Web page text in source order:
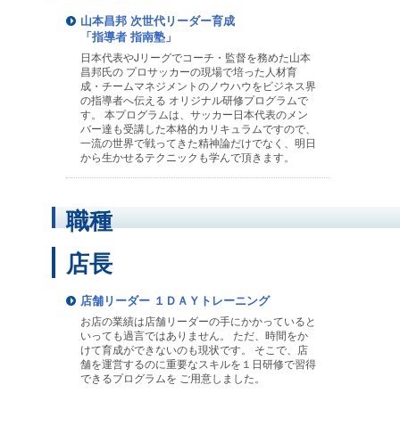
山本昌邦 次世代リーダー育成
「指導者 指南塾」
日本代表やJリーグでコーチ・監督を務めた山本
昌邦氏の プロサッカーの現場で培った人材育
成・チームマネジメントのノウハウをビジネス界
の指導者へ伝える オリジナル研修プログラムで
す。 本プログラムは、サッカー日本代表のメン
バー達も受講した本格的カリキュラムですので、
一流の世界で戦ってきた精神論だけでなく、明日
から生かせるテクニックも学んで頂きます。
職種
店長
店舗リーダー １ＤＡＹトレーニング
お店の業績は店舗リーダーの手にかかっていると
いっても過言ではありません。 ただ、時間をか
けて育成ができないのも現状です。 そこで、店
舗を運営するのに重要なスキルを１日研修で習得
できるプログラムを ご用意しました。